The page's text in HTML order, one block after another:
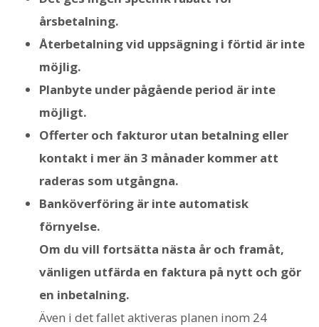
årsbetalning.
Återbetalning vid uppsägning i förtid är inte
möjlig.
Planbyte under pågående period är inte
möjligt.
Offerter och fakturor utan betalning eller
kontakt i mer än 3 månader kommer att
raderas som utgångna.
Banköverföring är inte automatisk
förnyelse.
Om du vill fortsätta nästa år och framåt,
vänligen utfärda en faktura på nytt och gör
en inbetalning.
Även i det fallet aktiveras planen inom 24